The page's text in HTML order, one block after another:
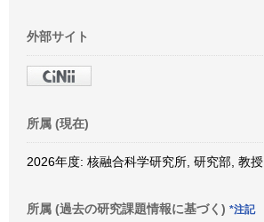
外部サイト
所属 (現在)
2026年度: 核融合科学研究所, 研究部, 教授
所属 (過去の研究課題情報に基づく) *注記